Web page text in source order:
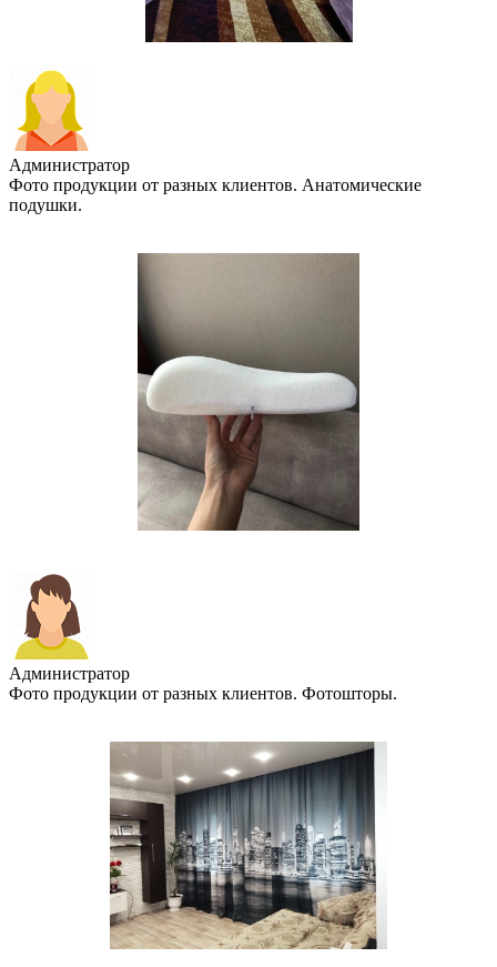
Администратор
Фото продукции от разных клиентов. Анатомические
подушки.
Администратор
Фото продукции от разных клиентов. Фотошторы.